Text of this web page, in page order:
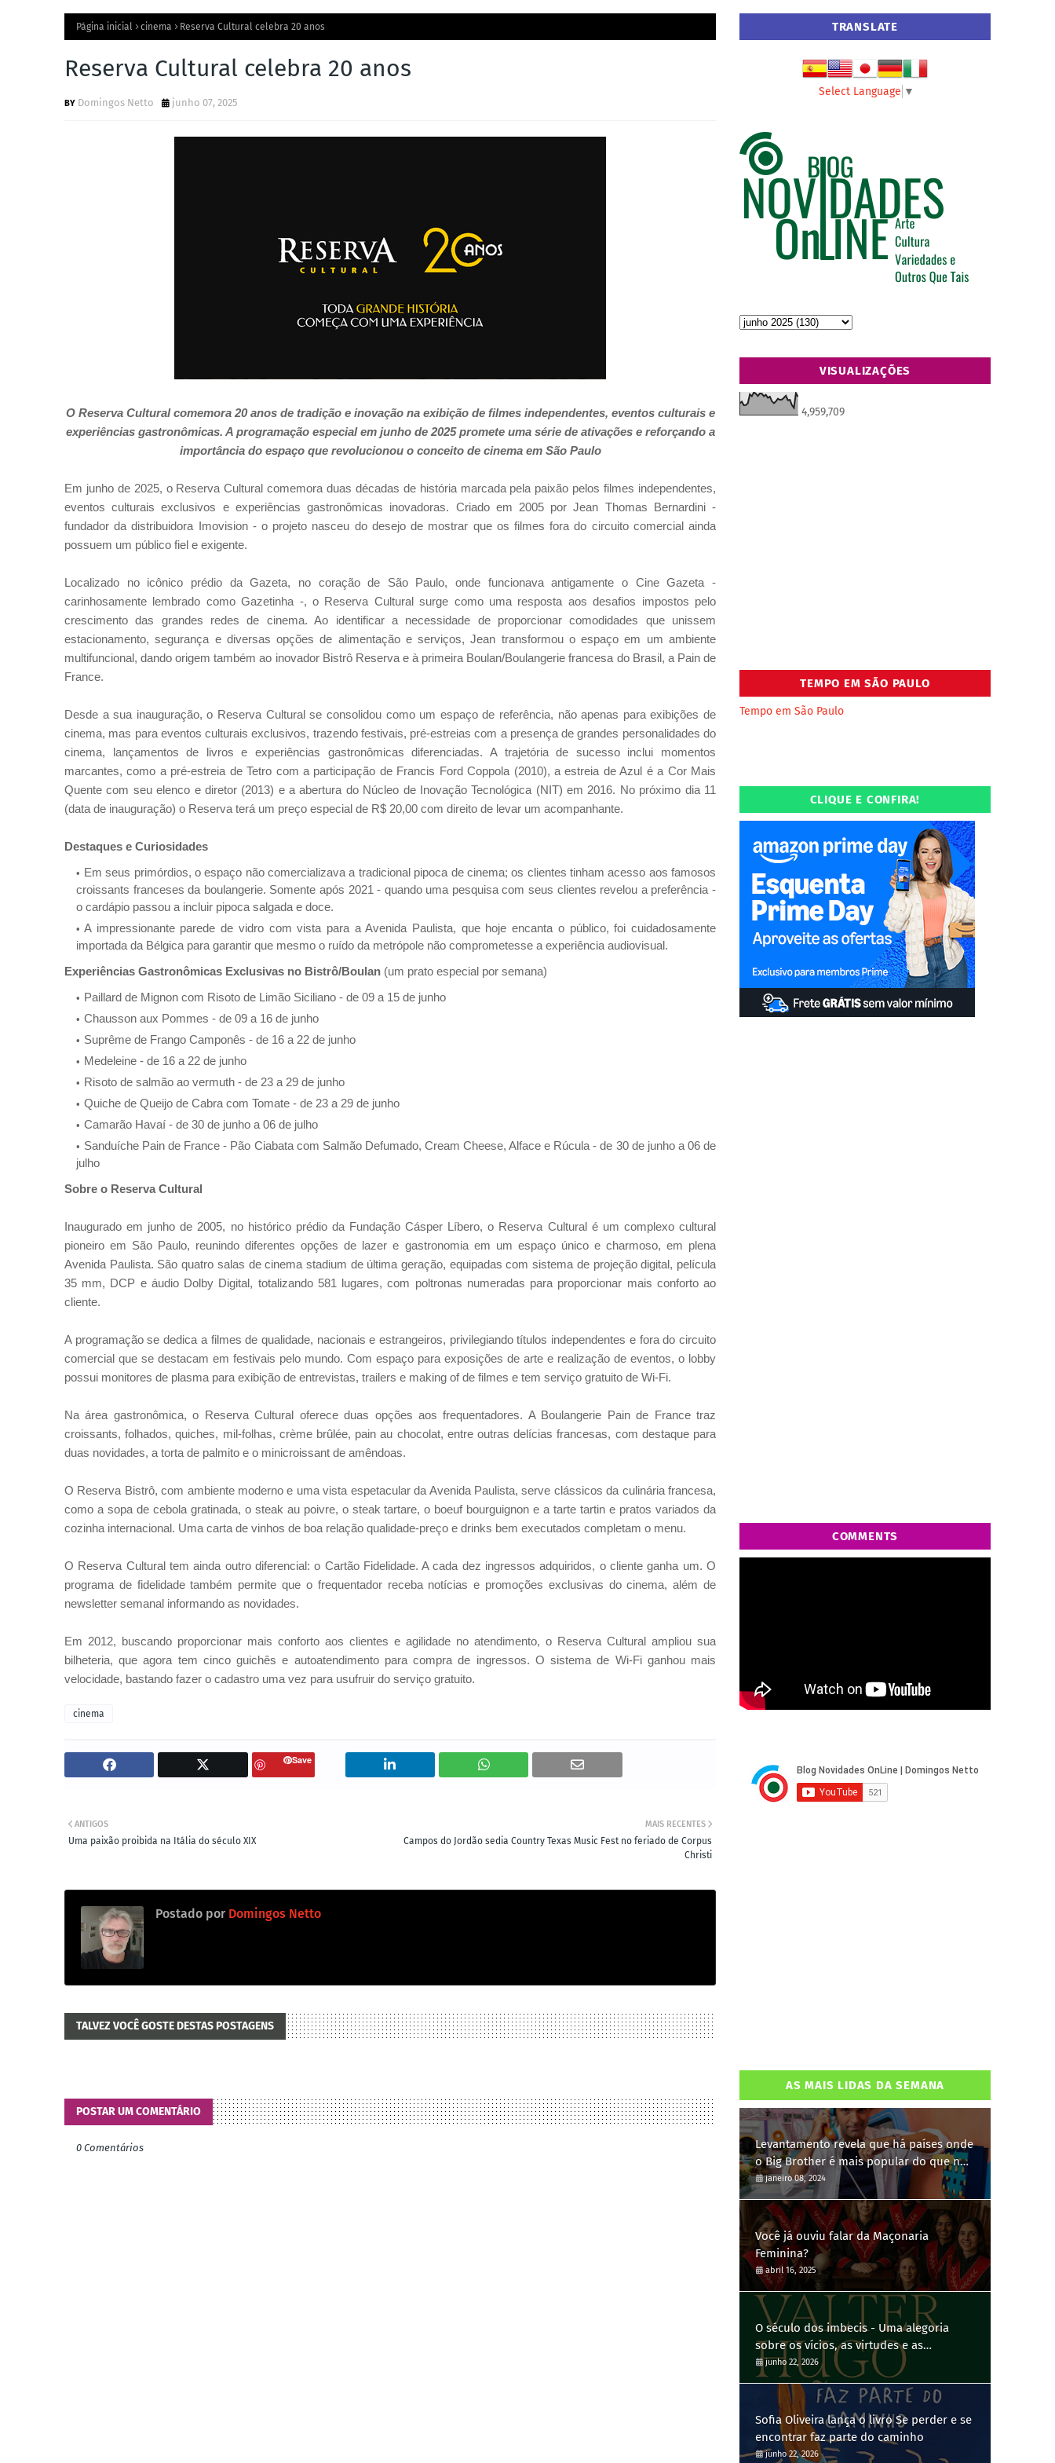
Página inicial cinema Reserva Cultural celebra 20 anos
Reserva Cultural celebra 20 anos
Domingos Netto junho 07, 2025
O Reserva Cultural comemora 20 anos de tradição e inovação na exibição de filmes independentes, eventos culturais e
experiências gastronômicas. A programação especial em junho de 2025 promete uma série de ativações e reforçando a
importância do espaço que revolucionou o conceito de cinema em São Paulo
Em junho de 2025, o Reserva Cultural comemora duas décadas de história marcada pela paixão pelos filmes independentes,
eventos culturais exclusivos e experiências gastronômicas inovadoras. Criado em 2005 por Jean Thomas Bernardini -
fundador da distribuidora Imovision - o projeto nasceu do desejo de mostrar que os filmes fora do circuito comercial ainda
possuem um público fiel e exigente.
Localizado no icônico prédio da Gazeta, no coração de São Paulo, onde funcionava antigamente o Cine Gazeta -
carinhosamente lembrado como Gazetinha -, o Reserva Cultural surge como uma resposta aos desafios impostos pelo
crescimento das grandes redes de cinema. Ao identificar a necessidade de proporcionar comodidades que unissem
estacionamento, segurança e diversas opções de alimentação e serviços, Jean transformou o espaço em um ambiente
multifuncional, dando origem também ao inovador Bistrô Reserva e à primeira Boulan/Boulangerie francesa do Brasil, a Pain de
France.
Desde a sua inauguração, o Reserva Cultural se consolidou como um espaço de referência, não apenas para exibições de
cinema, mas para eventos culturais exclusivos, trazendo festivais, pré-estreias com a presença de grandes personalidades do
cinema, lançamentos de livros e experiências gastronômicas diferenciadas. A trajetória de sucesso inclui momentos
marcantes, como a pré-estreia de Tetro com a participação de Francis Ford Coppola (2010), a estreia de Azul é a Cor Mais
Quente com seu elenco e diretor (2013) e a abertura do Núcleo de Inovação Tecnológica (NIT) em 2016. No próximo dia 11
(data de inauguração) o Reserva terá um preço especial de R$ 20,00 com direito de levar um acompanhante.
Destaques e Curiosidades
Em seus primórdios, o espaço não comercializava a tradicional pipoca de cinema; os clientes tinham acesso aos famosos
croissants franceses da boulangerie. Somente após 2021 - quando uma pesquisa com seus clientes revelou a preferência -
o cardápio passou a incluir pipoca salgada e doce.
A impressionante parede de vidro com vista para a Avenida Paulista, que hoje encanta o público, foi cuidadosamente
importada da Bélgica para garantir que mesmo o ruído da metrópole não comprometesse a experiência audiovisual.
Experiências Gastronômicas Exclusivas no Bistrô/Boulan (um prato especial por semana)
Paillard de Mignon com Risoto de Limão Siciliano - de 09 a 15 de junho
Chausson aux Pommes - de 09 a 16 de junho
Suprême de Frango Camponês - de 16 a 22 de junho
Medeleine - de 16 a 22 de junho
Risoto de salmão ao vermuth - de 23 a 29 de junho
Quiche de Queijo de Cabra com Tomate - de 23 a 29 de junho
Camarão Havaí - de 30 de junho a 06 de julho
Sanduíche Pain de France - Pão Ciabata com Salmão Defumado, Cream Cheese, Alface e Rúcula - de 30 de junho a 06 de
julho
Sobre o Reserva Cultural
Inaugurado em junho de 2005, no histórico prédio da Fundação Cásper Líbero, o Reserva Cultural é um complexo cultural
pioneiro em São Paulo, reunindo diferentes opções de lazer e gastronomia em um espaço único e charmoso, em plena
Avenida Paulista. São quatro salas de cinema stadium de última geração, equipadas com sistema de projeção digital, película
35 mm, DCP e áudio Dolby Digital, totalizando 581 lugares, com poltronas numeradas para proporcionar mais conforto ao
cliente.
A programação se dedica a filmes de qualidade, nacionais e estrangeiros, privilegiando títulos independentes e fora do circuito
comercial que se destacam em festivais pelo mundo. Com espaço para exposições de arte e realização de eventos, o lobby
possui monitores de plasma para exibição de entrevistas, trailers e making of de filmes e tem serviço gratuito de Wi-Fi.
Na área gastronômica, o Reserva Cultural oferece duas opções aos frequentadores. A Boulangerie Pain de France traz
croissants, folhados, quiches, mil-folhas, crème brûlée, pain au chocolat, entre outras delícias francesas, com destaque para
duas novidades, a torta de palmito e o minicroissant de amêndoas.
O Reserva Bistrô, com ambiente moderno e uma vista espetacular da Avenida Paulista, serve clássicos da culinária francesa,
como a sopa de cebola gratinada, o steak au poivre, o steak tartare, o boeuf bourguignon e a tarte tartin e pratos variados da
cozinha internacional. Uma carta de vinhos de boa relação qualidade-preço e drinks bem executados completam o menu.
O Reserva Cultural tem ainda outro diferencial: o Cartão Fidelidade. A cada dez ingressos adquiridos, o cliente ganha um. O
programa de fidelidade também permite que o frequentador receba notícias e promoções exclusivas do cinema, além de
newsletter semanal informando as novidades.
Em 2012, buscando proporcionar mais conforto aos clientes e agilidade no atendimento, o Reserva Cultural ampliou sua
bilheteria, que agora tem cinco guichês e autoatendimento para compra de ingressos. O sistema de Wi-Fi ganhou mais
velocidade, bastando fazer o cadastro uma vez para usufruir do serviço gratuito.
cinema
Save
MAIS RECENTES
Campos do Jordão sedia Country Texas Music Fest no feriado de Corpus
Christi
ANTIGOS
Uma paixão proibida na Itália do século XIX
Postado por Domingos Netto
TALVEZ VOCÊ GOSTE DESTAS POSTAGENS
POSTAR UM COMENTÁRIO
0 Comentários
TRANSLATE
Select Language ▼
VISUALIZAÇÕES
4,959,709
TEMPO EM SÃO PAULO
Tempo em São Paulo
CLIQUE E CONFIRA!
COMMENTS
AS MAIS LIDAS DA SEMANA
Levantamento revela que há países onde
o Big Brother é mais popular do que no
Brasil
janeiro 08, 2024
Você já ouviu falar da Maçonaria
Feminina?
abril 16, 2025
O século dos imbecis - Uma alegoria
sobre os vícios, as virtudes e as
contradições humanas
junho 22, 2026
Sofia Oliveira lança o livro Se perder e se
encontrar faz parte do caminho
junho 22, 2026